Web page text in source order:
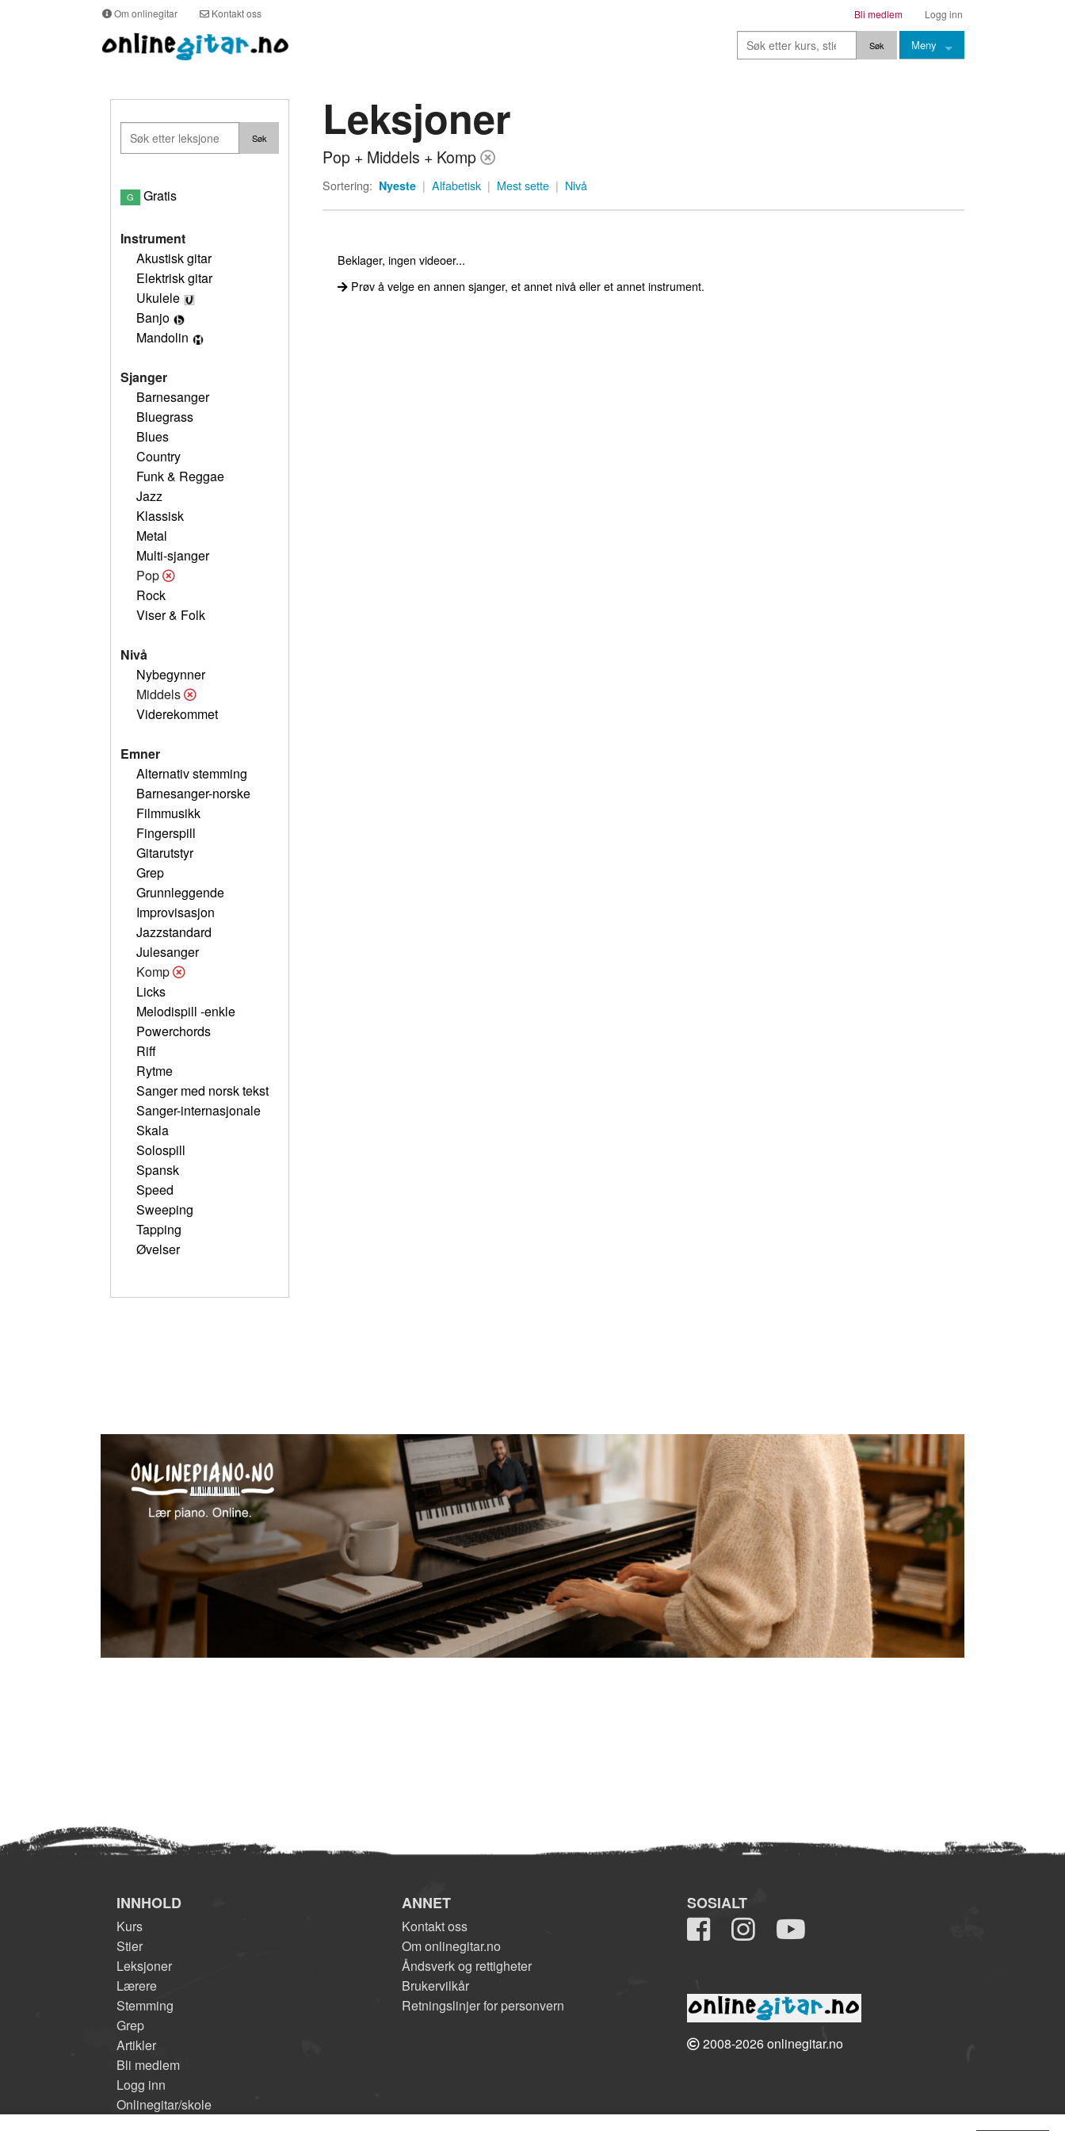
Om onlinegitar Kontakt oss Logg inn
Bli medlem
Meny
Stemming
G Gratis
Instrument
Akustisk gitar
Elektrisk gitar
Ukulele
Banjo
Mandolin
Sjanger
Barnesanger
Bluegrass
Blues
Country
Funk & Reggae
Jazz
Klassisk
Metal
Multi-sjanger
Pop
Rock
Viser & Folk
Nivå
Nybegynner
Middels
Viderekommet
Emner
Alternativ stemming
Barnesanger-norske
Filmmusikk
Fingerspill
Gitarutstyr
Grep
Grunnleggende
Improvisasjon
Jazzstandard
Julesanger
Komp
Licks
Melodispill -enkle
Powerchords
Riff
Rytme
Sanger med norsk tekst
Sanger-internasjonale
Skala
Solospill
Spansk
Speed
Sweeping
Tapping
Øvelser
Leksjoner
Pop + Middels + Komp
Sortering: Nyeste | Alfabetisk | Mest sette | Nivå
Beklager, ingen videoer...
Prøv å velge en annen sjanger, et annet nivå eller et annet instrument.
INNHOLD
Kurs
Stier
Leksjoner
Lærere
Stemming
Grep
Artikler
Bli medlem
Logg inn
Onlinegitar/skole
ANNET
Kontakt oss
Om onlinegitar.no
Åndsverk og rettigheter
Brukervilkår
Retningslinjer for personvern
SOSIALT
2008-2026 onlinegitar.no